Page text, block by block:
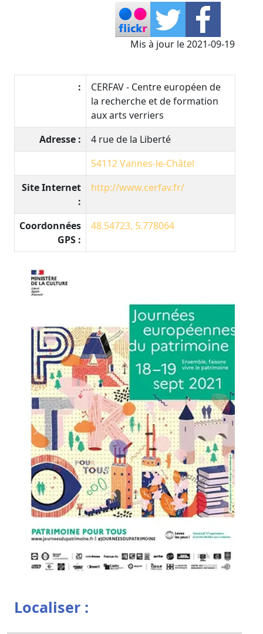
Mis à jour le 2021-09-19
:
CERFAV - Centre européen de
la recherche et de formation
aux arts verriers
Adresse :
4 rue de la Liberté
54112Vannes-le-Châtel
Site Internet
:
http://www.cerfav.fr/
Coordonnées
GPS :
48.54723, 5.778064
Localiser :